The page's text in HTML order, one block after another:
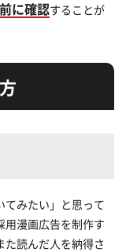
に確認することが
てみたい」と思って
用漫画広告を制作す
読んだ人を納得さ